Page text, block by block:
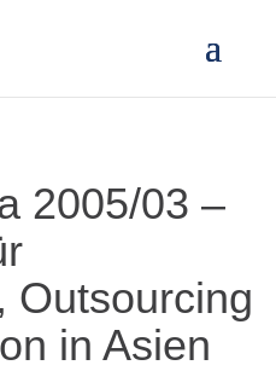
2005/03 –
Outsourcing
in Asien